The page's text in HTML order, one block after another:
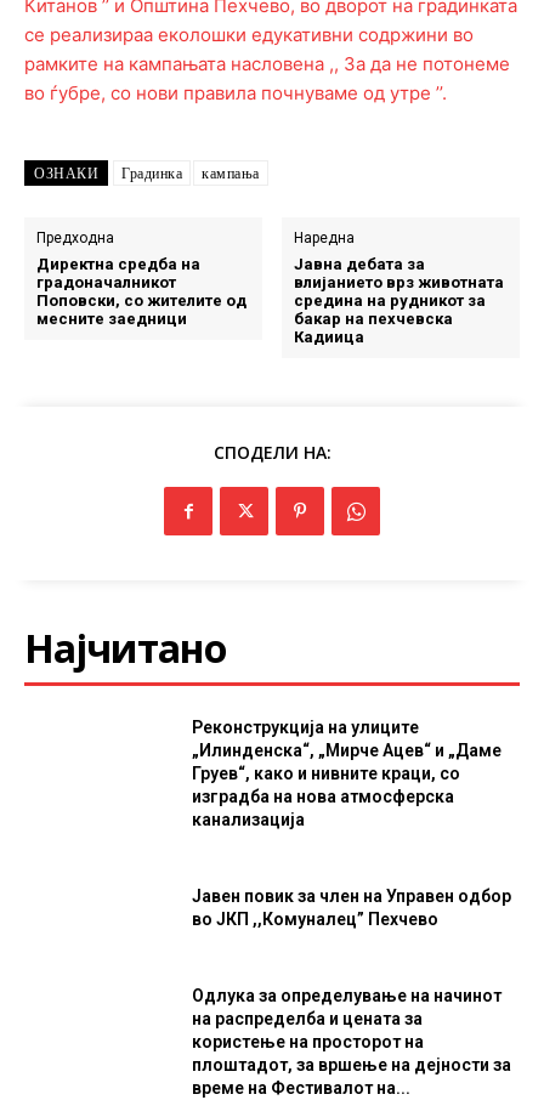
ОЗНАКИ Градинка кампања
Предходна
Директна средба на
градоначалникот
Поповски, со жителите од
месните заедници
Наредна
Јавна дебата за
влијанието врз животната
средина на рудникот за
бакар на пехчевска
Кадиица
СПОДЕЛИ НА:
Најчитано
Реконструкција на улиците
„Илинденска“, „Мирче Ацев“ и „Даме
Груев“, како и нивните краци, со
изградба на нова атмосферска
канализација
Јавен повик за член на Управен одбор
во ЈКП ,,Комуналец” Пехчево
Одлука за определување на начинот
на распределба и цената за
користење на просторот на
плоштадот, за вршење на дејности за
време на Фестивалот на...